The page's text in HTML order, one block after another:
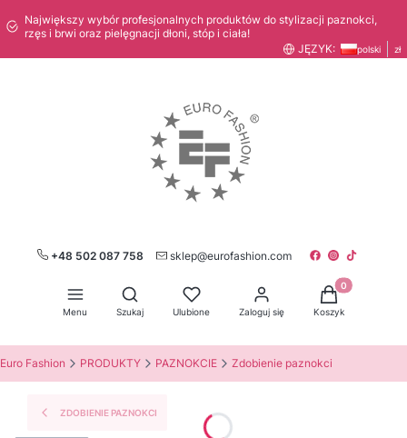
Największy wybór profesjonalnych produktów do stylizacji paznokci,
rzęs i brwi oraz pielęgnacji dłoni, stóp i ciała!
JĘZYK:
polski zł
+48 502 087 758 sklep@eurofashion.com
Menu
Otwórz wyszukiwarkę
Szukaj Ulubione Zaloguj się
Produkty w
Koszyk
Euro Fashion PRODUKTY PAZNOKCIE Zdobienie paznokci
ZDOBIENIE PAZNOKCI